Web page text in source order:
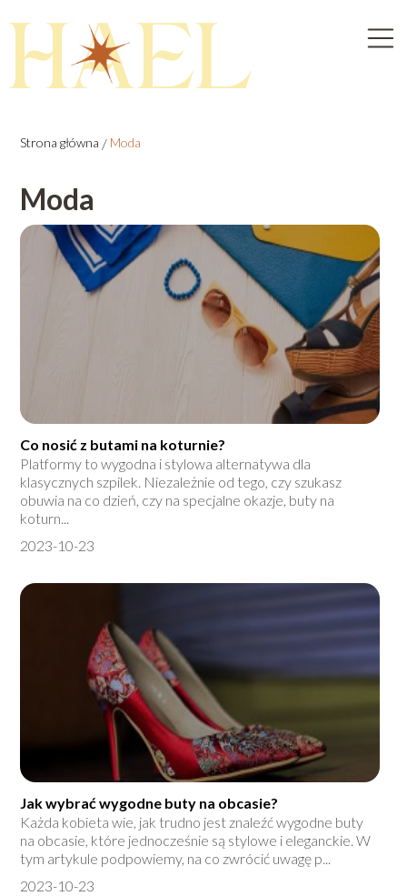
Strona główna / Moda
Moda
Co nosić z butami na koturnie?
Platformy to wygodna i stylowa alternatywa dla
klasycznych szpilek. Niezależnie od tego, czy szukasz
obuwia na co dzień, czy na specjalne okazje, buty na
koturn...
2023-10-23
Jak wybrać wygodne buty na obcasie?
Każda kobieta wie, jak trudno jest znaleźć wygodne buty
na obcasie, które jednocześnie są stylowe i eleganckie. W
tym artykule podpowiemy, na co zwrócić uwagę p...
2023-10-23